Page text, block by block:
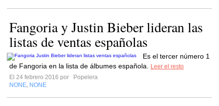
Fangoria y Justin Bieber lideran las
listas de ventas españolas
Es el tercer número 1
de Fangoria en la lista de álbumes española.
Leer el resto
El 24 febrero 2016 por
Popelera
NONE NONE